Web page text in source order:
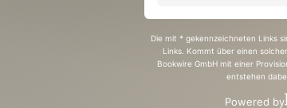
Die mit * gekennzeichneten Links
Links. Kommt über einen
Bookwire GmbH mit einer
entstehen
Powered by